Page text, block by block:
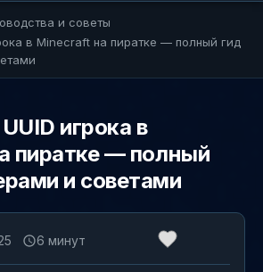
и советы
в Minecraft на пиратке — полный гид
игрока в
пиратке — полный
и советами
6 минут